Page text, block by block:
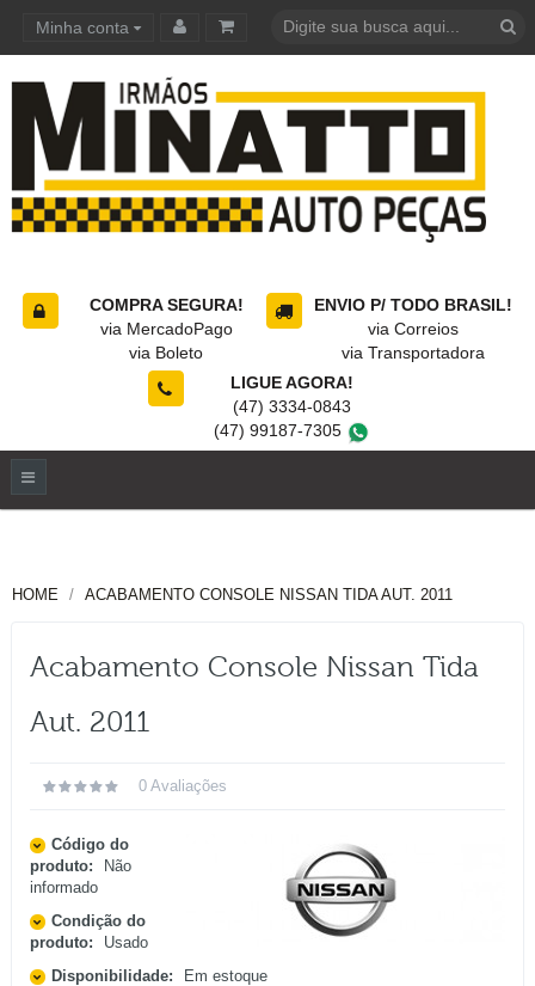
Minha conta
COMPRA SEGURA!
via MercadoPago
via Boleto
ENVIO P/ TODO BRASIL!
via Correios
via Transportadora
LIGUE AGORA!
(47) 3334-0843
(47) 99187-7305
HOME ACABAMENTO CONSOLE NISSAN TIDA AUT. 2011
Acabamento Console Nissan Tida
Aut. 2011
0 Avaliações
Código do
produto:
Não
informado
Condição do
produto:
Usado
Disponibilidade:
Em estoque